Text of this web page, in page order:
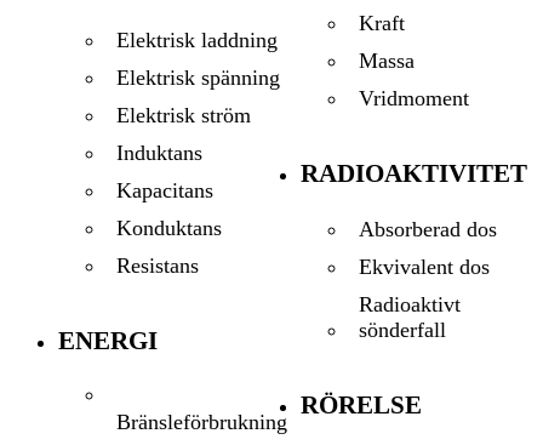
Elektrisk laddning
Elektrisk spänning
Elektrisk ström
Induktans
Kapacitans
Konduktans
Resistans
ENERGI
Bränsleförbrukning
Kraft
Massa
Vridmoment
RADIOAKTIVITET
Absorberad dos
Ekvivalent dos
Radioaktivt
sönderfall
RÖRELSE